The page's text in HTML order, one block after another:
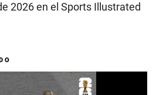
2026 en el Sports Illustrated